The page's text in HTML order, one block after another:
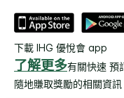
下載 IHG 優悅會 app
了解更多有關快速 預
隨地賺取獎勵的相關資訊